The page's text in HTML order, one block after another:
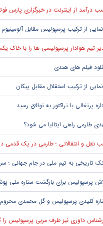
درآمد از اینترنت در خبرگزاری پارس
از ترکیب پرسپولیس‌ مقابل
تیم هوادار پرسپولیسی ها را با خاک
فیلم های هندی
از ترکیب استقلال مقابل پیکان
پرتغالی با تراکتور به توافق رسید
طارمی راهی ایتالیا می شود؟
نقل و انتقالاتی ؛ طارمی در یک قدمی دومین تیم
تاریخی به تیم ملی در جام جهانی ؛ سرمربی ایرانی
پرسپولیس برای بازگشت ستاره ملی
کلیدی پرسپولیس و گل محمدی
داوری نیز طرف مربی پرسپولیس